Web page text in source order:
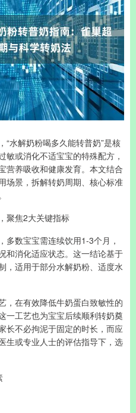
“水解奶粉喝多久能转普奶”是核
敏或消化不适宝宝的特殊配方，
营养吸收和健康发育。本文结合
场景，拆解转奶周期、核心标准
聚焦2大关键指标
多数宝宝需连续饮用1-3个月，
和消化适应状态。这一结论基于
，适用于部分水解奶粉、适度水
，在有效降低牛奶蛋白致敏性的
一工艺也为宝宝后续顺利转奶奠
长不必拘泥于固定的时长，而应
生或专业人士的评估指导下，选